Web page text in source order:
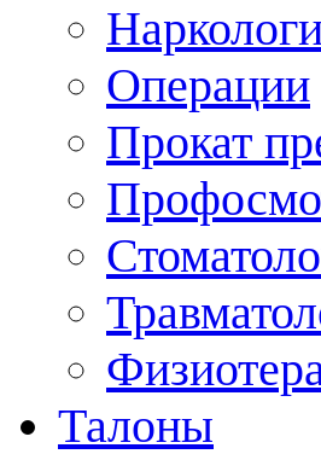
Операции
Прокат
Талоны